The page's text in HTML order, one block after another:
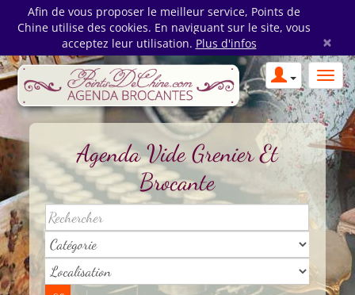
Afin de vous proposer le meilleur service, Points de
Chine utilise des cookies. En naviguant sur le site, vous
acceptez leur utilisation. Plus d'infos ×
Agenda Vide Grenier Et
Brocante